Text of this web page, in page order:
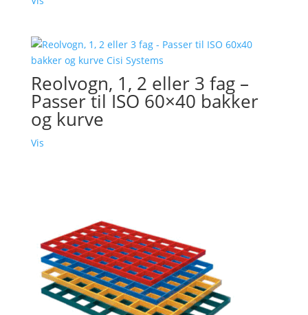
Reolvogn, 1, 2 eller 3 fag –
Passer til ISO 60×40 bakker
og kurve
Vis